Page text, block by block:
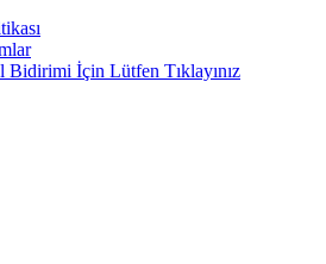
İçin Lütfen Tıklayınız